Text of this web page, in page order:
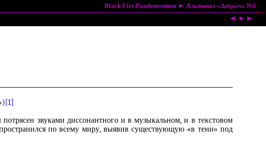
Black Fire Pandemonium ► Альманах «Δαίμων» №1
◄ ● ►
[1]
звуками диссонантного и в музыкальном, и в текстовом
по всему миру, выявив существующую «в тени» под